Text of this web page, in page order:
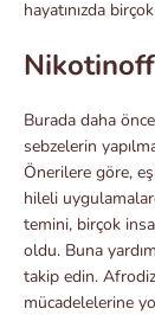
hayatınızda
Nikotinoff
Burada daha
sebzelerin
Önerilere göre,
hileli
temini, birçok
oldu. Buna
takip edin.
mücadelelerine